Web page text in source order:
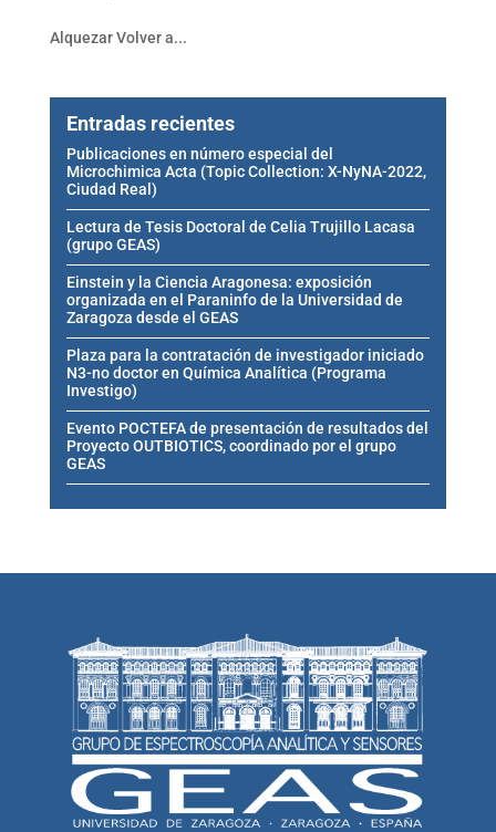
Alquezar Volver a...
Entradas recientes
Publicaciones en número especial del
Microchimica Acta (Topic Collection: X-NyNA-2022,
Ciudad Real)
Lectura de Tesis Doctoral de Celia Trujillo Lacasa
(grupo GEAS)
Einstein y la Ciencia Aragonesa: exposición
organizada en el Paraninfo de la Universidad de
Zaragoza desde el GEAS
Plaza para la contratación de investigador iniciado
N3-no doctor en Química Analítica (Programa
Investigo)
Evento POCTEFA de presentación de resultados del
Proyecto OUTBIOTICS, coordinado por el grupo
GEAS